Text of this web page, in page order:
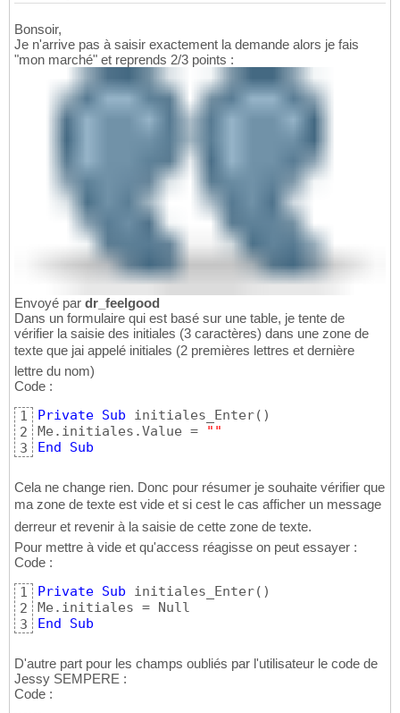
Bonsoir,
Je n'arrive pas à saisir exactement la demande alors je fais
"mon marché" et reprends 2/3 points :
Envoyé par dr_feelgood
Dans un formulaire qui est basé sur une table, je tente de
vérifier la saisie des initiales (3 caractères) dans une zone de
texte que jai appelé initiales (2 premières lettres et dernière
lettre du nom)
Code :
1
2
3
Private Sub initiales_Enter( )
Me.initiales.Value =
""
End
Sub
Cela ne change rien. Donc pour résumer je souhaite vérifier que
ma zone de texte est vide et si cest le cas afficher un message
derreur et revenir à la saisie de cette zone de texte.
Pour mettre à vide et qu'access réagisse on peut essayer :
Code :
1
2
3
Private Sub initiales_Enter( )
End
Sub
D'autre part pour les champs oubliés par l'utilisateur le code de
Jessy SEMPERE :
Code :